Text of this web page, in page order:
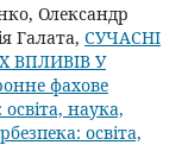
Олександр
Галата, СУЧАСНІ
ВПЛИВІВ У
фахове
наука,
освіта,